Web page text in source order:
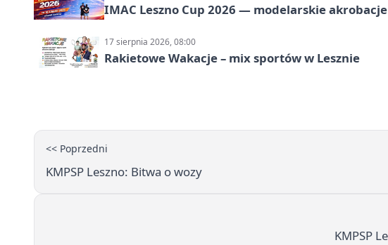
IMAC Leszno Cup 2026 — modelarskie
17 sierpnia 2026, 08:00
Rakietowe Wakacje – mix sportów w Lesznie
<< Poprzedni
KMPSP Leszno: Bitwa o wozy
KMPSP